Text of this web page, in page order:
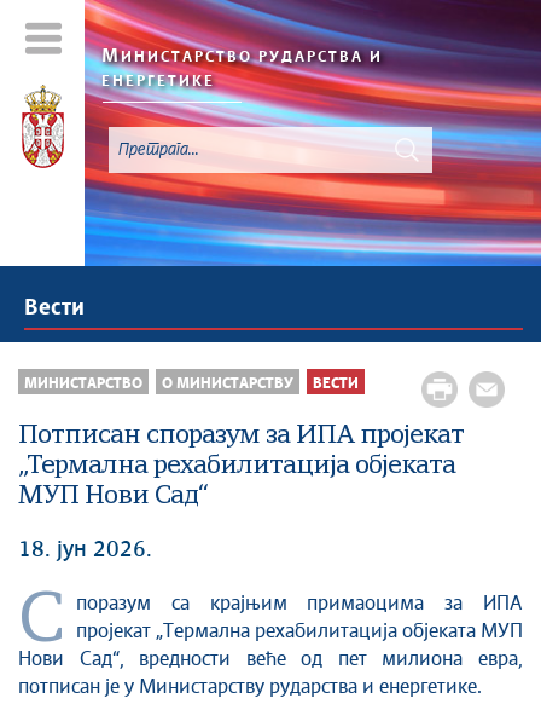
МИНИСТАРСТВО РУДАРСТВА И
ЕНЕРГЕТИКЕ
Вести
МИНИСТАРСТВО О МИНИСТАРСТВУ ВЕСТИ
Потписан споразум за ИПА пројекат
„Термална рехабилитација објеката
МУП Нови Сад“
18. јун 2026.
С
поразум са крајњим примаоцима за ИПА
пројекат „Термална рехабилитација објеката МУП
Нови Сад“, вредности веће од пет милиона евра,
потписан је у Министарству рударства и енергетике.